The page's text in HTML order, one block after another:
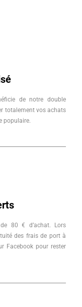
de notre double
totalement vos achats
populaire.
80 € d’achat. Lors
des frais de port à
Facebook pour rester